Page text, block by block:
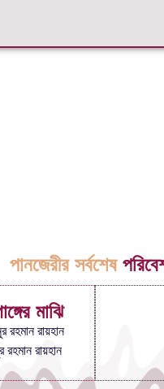
পানজেরীর সর্বশেষ
মাঝি
রহমান রায়হান
রহমান রায়হান